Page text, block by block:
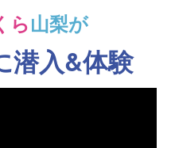
ら山梨が
潜入&体験